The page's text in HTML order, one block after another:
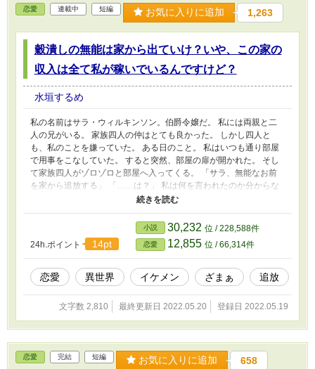
はジョンへ復讐することを決意する……。
恋愛 連載中 短編 お気に入りに追加 1,263
穀潰しの無能は家から出ていけ？いや、この家の
収入は全て私が稼いでいるんですけど？
水垣するめ
私の名前はサラ・ウィルキンソン。伯爵令嬢だ。 私には両親と二
人の兄がいる。 家族四人の仲はとても良かった。 しかし四人と
も、私のことを嫌っていた。 ある日のこと。 私はいつも通り部屋
で用事をこなしていた。 すると突然、部屋の扉が開かれた。 そし
て家族四人がゾロゾロと部屋へ入ってくる。 「サラ、無能なお前
を家から追放する」 「……は？」 私は何を言われたのか分からな
かった。 何故私が追放されなければならないのだろう。 「お前の
だ、さっさと出ていけ」 「……本当にいいんですね？」 私はた
め息を吐きながら確認した。 「もちろん。お前なんかいても邪魔
なだけだからな」 ジェームズがその太った腹をさすりながら答
える。 私はそこで、完全にこの家族を見捨てることにした。 「そ
うですか。それでは私は失礼します」 私は椅子から立ち上がり、
颯爽と部屋から出ていった。 四人はあっさりとしたその様子に唖
然としていた。 もしかして私が醜く「追い出さないで！」と懇願
すると思ったのだろうか。 まさか。 そんなことをする訳がない。
なぜなら。 私はこの家の財産。 当主の座。 土地。 商会。 その全
くださいね？」
24h.ポイント 14pt
小説 30,232 位 / 228,588件
恋愛 12,855 位 / 66,314件
恋愛 異世界 イケメン ざまぁ 追放
文字数 2,810 最終更新日 2022.05.20 登録日 2022.05.19
恋愛 完結 短編 お気に入りに追加 658